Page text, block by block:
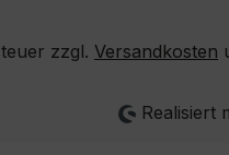
zzgl. Versandkosten
Realisiert